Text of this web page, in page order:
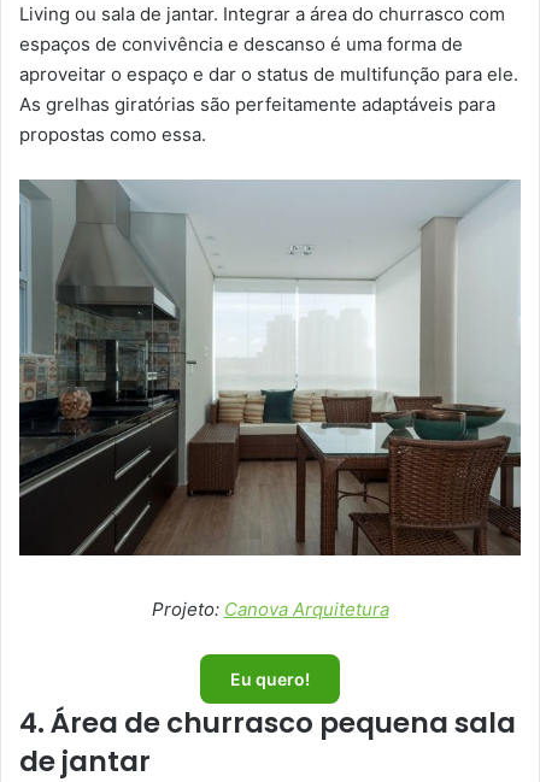
Living ou sala de jantar. Integrar a área do churrasco com
espaços de convivência e descanso é uma forma de
aproveitar o espaço e dar o status de multifunção para ele.
As grelhas giratórias são perfeitamente adaptáveis para
propostas como essa.
Projeto: Canova Arquitetura
Eu quero!
4. Área de churrasco pequena sala
de jantar